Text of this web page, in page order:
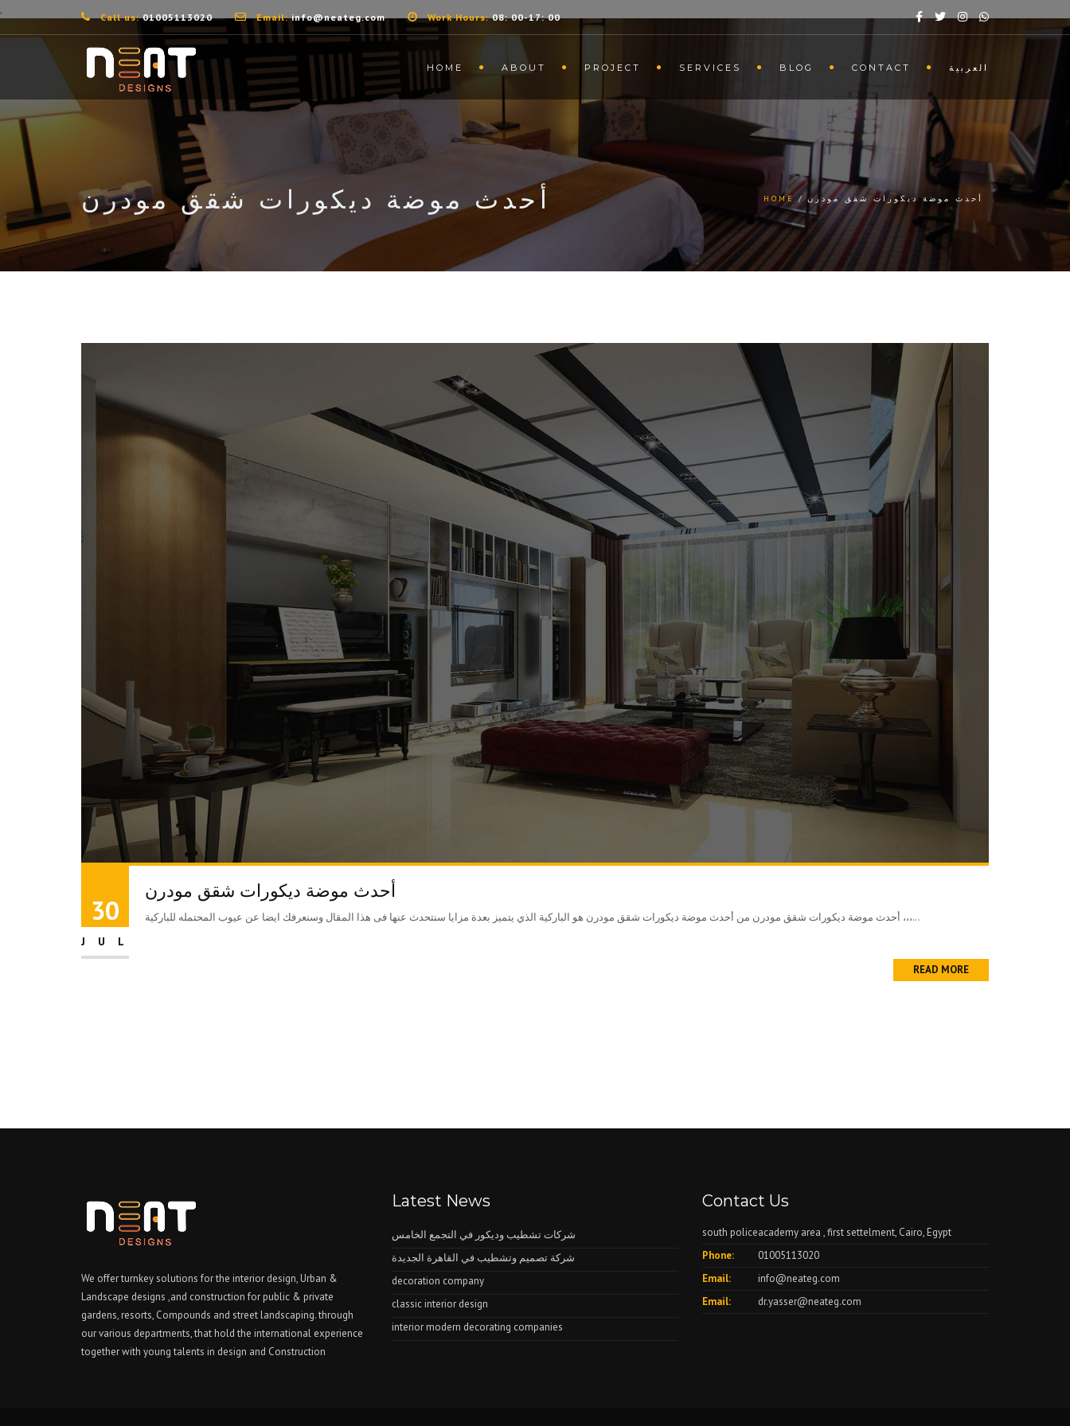
,
Call us:01005113020 Email:info@neateg.com Work Hours:08: 00-17: 00
HOME ABOUT PROJECT SERVICES BLOG CONTACT العربية
أحدث موضة ديكورات شقق مودرن HOME أحدث موضة ديكورات شقق مودرن
30
JUL
أحدث موضة ديكورات شقق مودرن
أحدث موضة ديكورات شقق مودرن من أحدث موضة ديكورات شقق مودرن هو الباركية الذي يتميز بعدة مزايا سنتحدث عنها فى هذا المقال وسنعرفك ايضا عن عيوب المحتمله للباركية ،،،...
READ MORE
We offer turnkey solutions for the interior design, Urban &
Landscape designs ,and construction for public & private
gardens, resorts, Compounds and street landscaping. through
our various departments, that hold the international experience
together with young talents in design and Construction
Latest News
شركات تشطيب وديكور في التجمع الخامس
شركة تصميم وتشطيب في القاهرة الجديدة
decoration company
classic interior design
interior modern decorating companies
Contact Us
south policeacademy area , first settelment, Cairo, Egypt
Phone:
01005113020
Email:
info@neateg.com
Email:
dr.yasser@neateg.com